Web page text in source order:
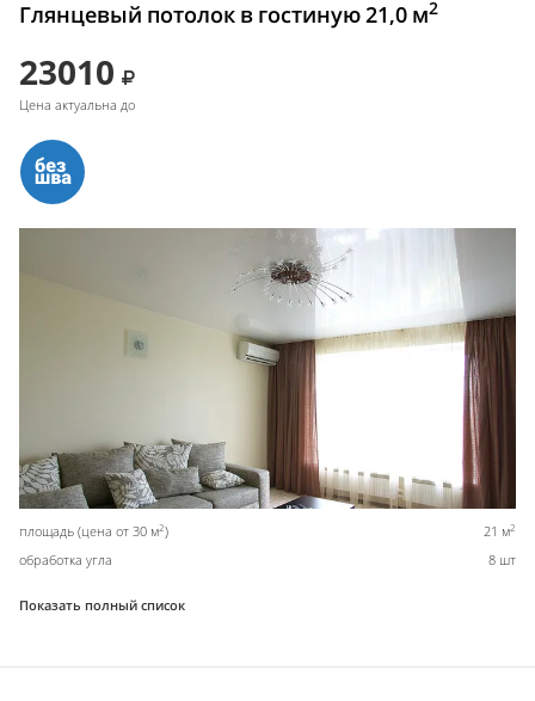
Глянцевый потолок в гостиную 21,0 м2
23010
Цена актуальна до
площадь (цена от 30 м2) 21 м2
обработка угла 8 шт
Показать полный список